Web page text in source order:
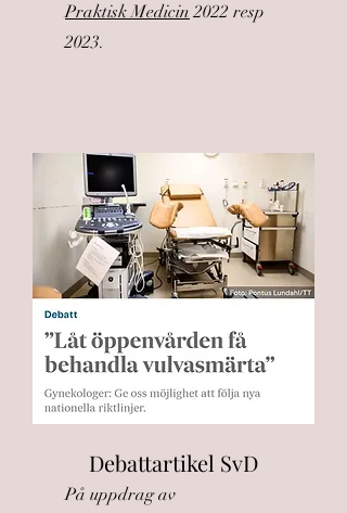
Praktisk Medicin 2022 resp
2023.
Debattartikel SvD
På uppdrag av